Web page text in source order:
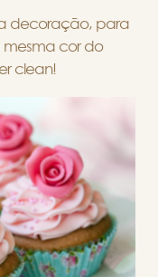
decoração, para
mesma cor do
clean!